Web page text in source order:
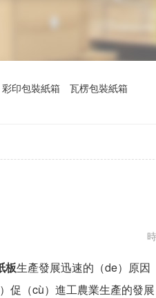
彩印包裝紙箱 瓦楞包裝紙箱
板生產發展迅速的（de）原
）促（cù）進工農業生產的發